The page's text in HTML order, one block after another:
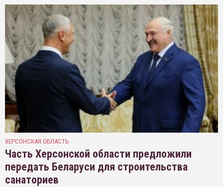
ХЕРСОНСКАЯ ОБЛАСТЬ
Часть Херсонской области предложили
передать Беларуси для строительства
санаториев